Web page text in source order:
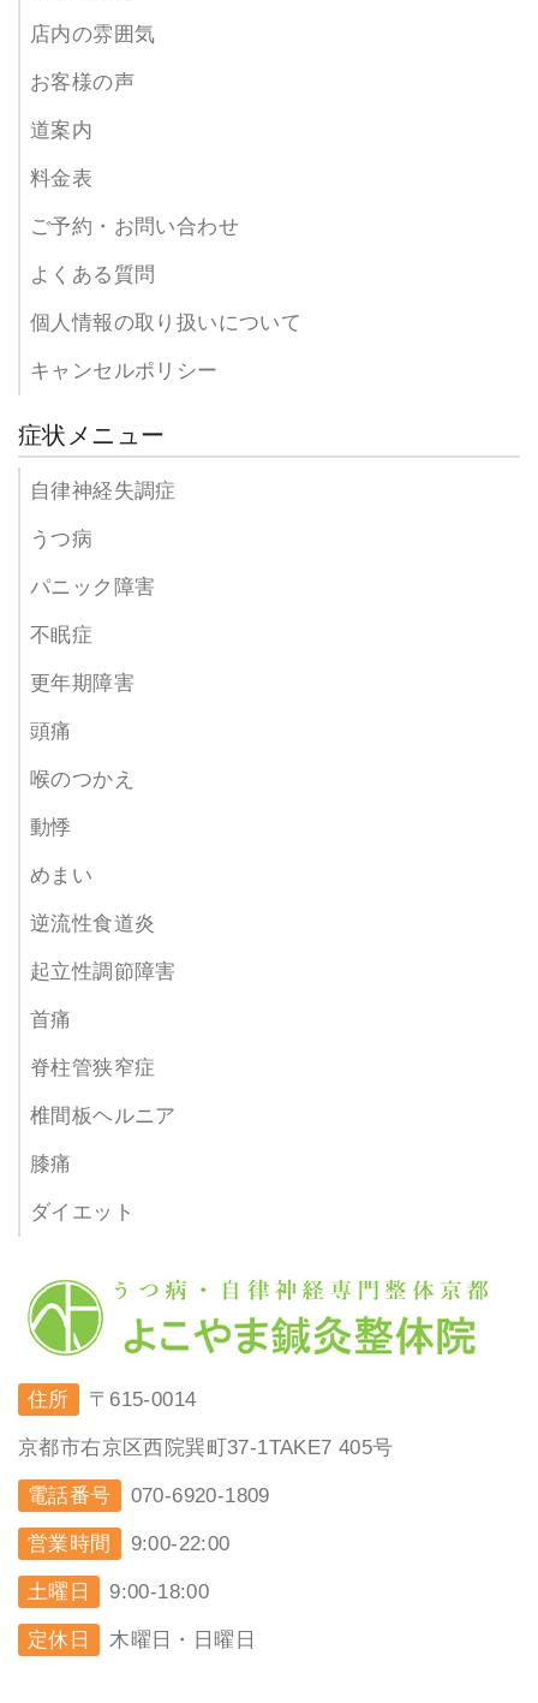
店内の雰囲気
お客様の声
道案内
料金表
ご予約・お問い合わせ
よくある質問
個人情報の取り扱いについて
キャンセルポリシー
症状メニュー
自律神経失調症
うつ病
パニック障害
不眠症
更年期障害
頭痛
喉のつかえ
動悸
めまい
逆流性食道炎
起立性調節障害
首痛
脊柱管狭窄症
椎間板ヘルニア
膝痛
ダイエット
住所 〒615-0014
京都市右京区西院巽町37-1TAKE7 405号
電話番号 070-6920-1809
営業時間 9:00-22:00
土曜日 9:00-18:00
定休日 木曜日・日曜日